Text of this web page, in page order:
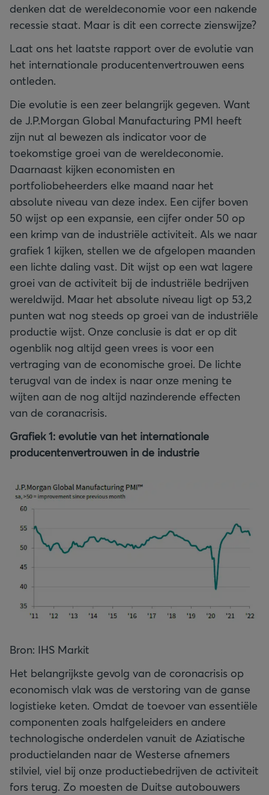
denken dat de wereldeconomie voor een nakende
recessie staat. Maar is dit een correcte zienswijze?
Laat ons het laatste rapport over de evolutie van
het internationale producentenvertrouwen eens
ontleden.
Die evolutie is een zeer belangrijk gegeven. Want
de J.P.Morgan Global Manufacturing PMI heeft
zijn nut al bewezen als indicator voor de
toekomstige groei van de wereldeconomie.
Daarnaast kijken economisten en
portfoliobeheerders elke maand naar het
absolute niveau van deze index. Een cijfer boven
50 wijst op een expansie, een cijfer onder 50 op
een krimp van de industriële activiteit. Als we naar
grafiek 1 kijken, stellen we de afgelopen maanden
een lichte daling vast. Dit wijst op een wat lagere
groei van de activiteit bij de industriële bedrijven
wereldwijd. Maar het absolute niveau ligt op 53,2
punten wat nog steeds op groei van de industriële
productie wijst. Onze conclusie is dat er op dit
ogenblik nog altijd geen vrees is voor een
vertraging van de economische groei. De lichte
terugval van de index is naar onze mening te
wijten aan de nog altijd nazinderende effecten
van de coranacrisis.
Grafiek 1: evolutie van het internationale
producentenvertrouwen in de industrie
Bron: IHS Markit
Het belangrijkste gevolg van de coronacrisis op
economisch vlak was de verstoring van de ganse
logistieke keten. Omdat de toevoer van essentiële
componenten zoals halfgeleiders en andere
technologische onderdelen vanuit de Aziatische
productielanden naar de Westerse afnemers
stilviel, viel bij onze productiebedrijven de activiteit
fors terug. Zo moesten de Duitse autobouwers